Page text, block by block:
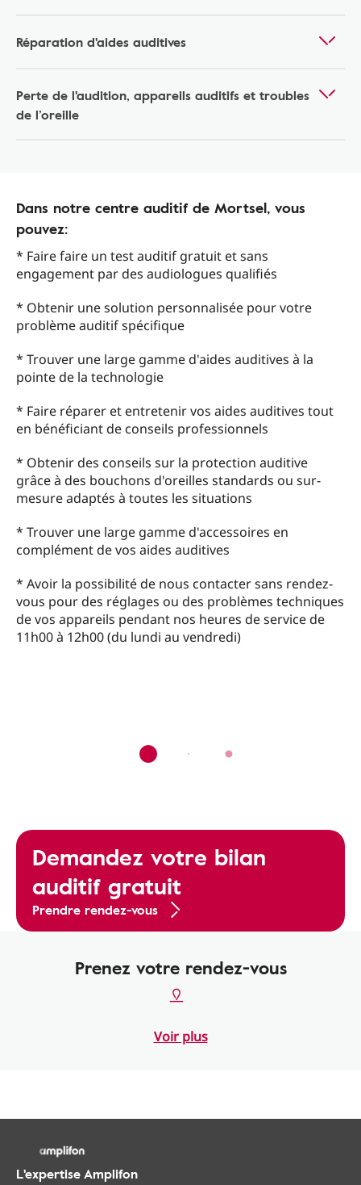
Réparation d'aides auditives
Perte de l'audition, appareils auditifs et troubles
de l’oreille
Dans notre centre auditif de Mortsel, vous
pouvez:
* Faire faire un test auditif gratuit et sans
engagement par des audiologues qualifiés
* Obtenir une solution personnalisée pour votre
problème auditif spécifique
* Trouver une large gamme d'aides auditives à la
pointe de la technologie
* Faire réparer et entretenir vos aides auditives tout
en bénéficiant de conseils professionnels
* Obtenir des conseils sur la protection auditive
grâce à des bouchons d'oreilles standards ou sur-
mesure adaptés à toutes les situations
* Trouver une large gamme d'accessoires en
complément de vos aides auditives
* Avoir la possibilité de nous contacter sans rendez-
vous pour des réglages ou des problèmes techniques
de vos appareils pendant nos heures de service de
11h00 à 12h00 (du lundi au vendredi)
Demandez votre bilan
auditif gratuit
Prendre rendez-vous
Prenez votre rendez-vous
Voir plus
L'expertise Amplifon